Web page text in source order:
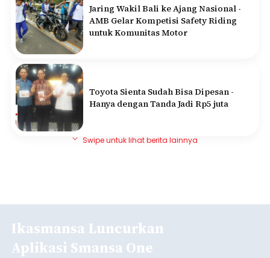
Jaring Wakil Bali ke Ajang Nasional -
AMB Gelar Kompetisi Safety Riding
untuk Komunitas Motor
Toyota Sienta Sudah Bisa Dipesan -
Hanya dengan Tanda Jadi Rp5 juta
Swipe untuk lihat berita lainnya
Ikasmansa Luncurkan
Aplikasi Smansa One